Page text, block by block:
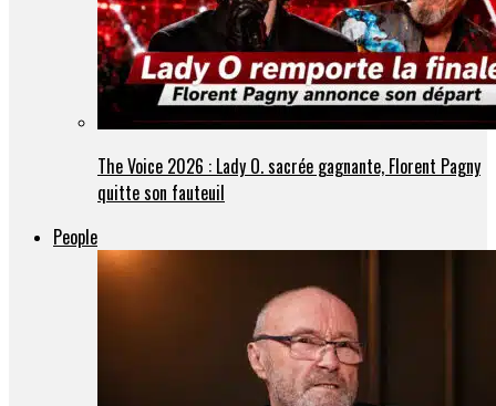
The Voice 2026 : Lady O. sacrée gagnante, Florent Pagny
quitte son fauteuil
People